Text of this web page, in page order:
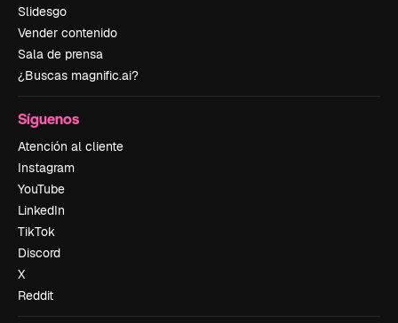
Slidesgo
Vender contenido
Sala de prensa
¿Buscas magnific.ai?
Síguenos
Atención al cliente
Instagram
YouTube
LinkedIn
TikTok
Discord
X
Reddit